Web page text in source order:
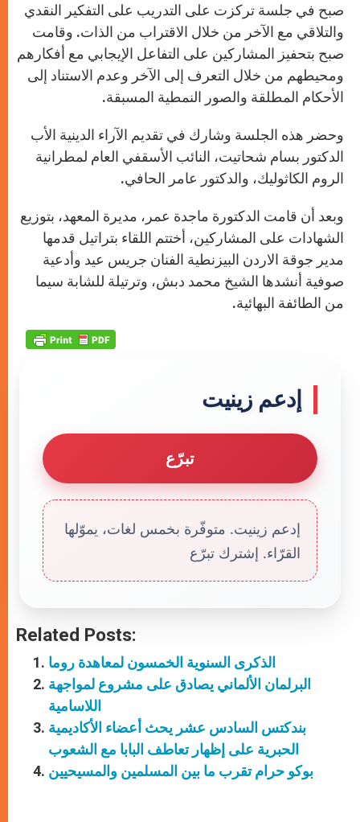
صبح في جلسة تركزت على التدريب على التفكير النقدي
والتلاقي مع الآخر من خلال الاقتراب من الذات. وقامت
صبح بتحفيز المشاركين على التفاعل الإيجابي مع أفكارهم
ومحيطهم من خلال التعرف إلى الآخر وعدم الاستناد إلى
الأحكام المطلقة والصور النمطية المسبقة.
وحضر هذه الجلسة وشارك في تقديم الآراء الدينية الأب
الدكتور بسام شحاتيت، النائب الأسقفي العام لمطرانية
الروم الكاثوليك، والدكتور عامر الحافي.
وبعد أن قامت الدكتورة ماجدة عمر، مديرة المعهد، بتوزيع
الشهادات على المشاركين، أختتم اللقاء بتراتيل قدمها
مدير جوقة الاردن البيزنطية الفنان جريس عيد وأدعية
صوفية أنشدها الشيخ محمد دبش، وترتيلة للشابة سيما
من الطائفة البهائية.
إدعم زينيت
تبرّع
إدعم زينيت. متوفّرة بخمس لغات، يموّلها
القرّاء. إشترك تبرّع
Related Posts:
الذكرى السنوية الخمسون لمعاهدة روما
البرلمان الألماني يصادق على مشروع لمواجهة
اللاسامية
بندكتس السادس عشر يحث أعضاء الأكاديمية
الحبرية على إظهار تعاطف البابا مع الشعوب
بوكو حرام تقرب ما بين المسلمين والمسيحيين